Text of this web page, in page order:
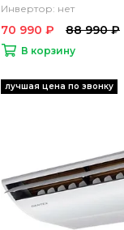
Инвертор: нет
70 990 ₽ 88 990 ₽
В корзину